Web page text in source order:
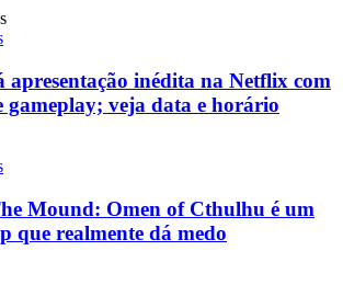
apresentação inédita na Netflix com
gameplay; veja data e horário
Mound: Omen of Cthulhu é um
que realmente dá medo